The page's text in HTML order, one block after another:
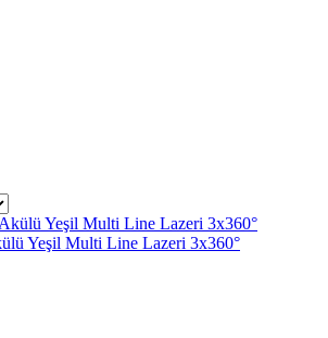
Yeşil Multi Line Lazeri 3x360°